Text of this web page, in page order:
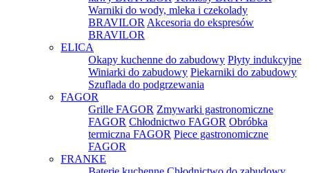
Warniki do wody, mleka i czekolady
BRAVILOR Akcesoria do ekspresów
BRAVILOR
ELICA
Okapy kuchenne do zabudowy Płyty indukcyjne
Winiarki do zabudowy Piekarniki do zabudowy
Szuflada do podgrzewania
FAGOR
Grille FAGOR Zmywarki gastronomiczne
FAGOR Chłodnictwo FAGOR Obróbka
termiczna FAGOR Piece gastronomiczne
FAGOR
FRANKE